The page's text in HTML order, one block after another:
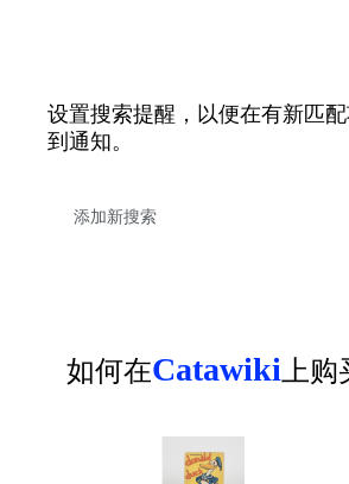
设置搜索提醒，以便在有新匹
到通知。
如何在Catawiki上购